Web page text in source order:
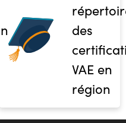
des
VAE en
région